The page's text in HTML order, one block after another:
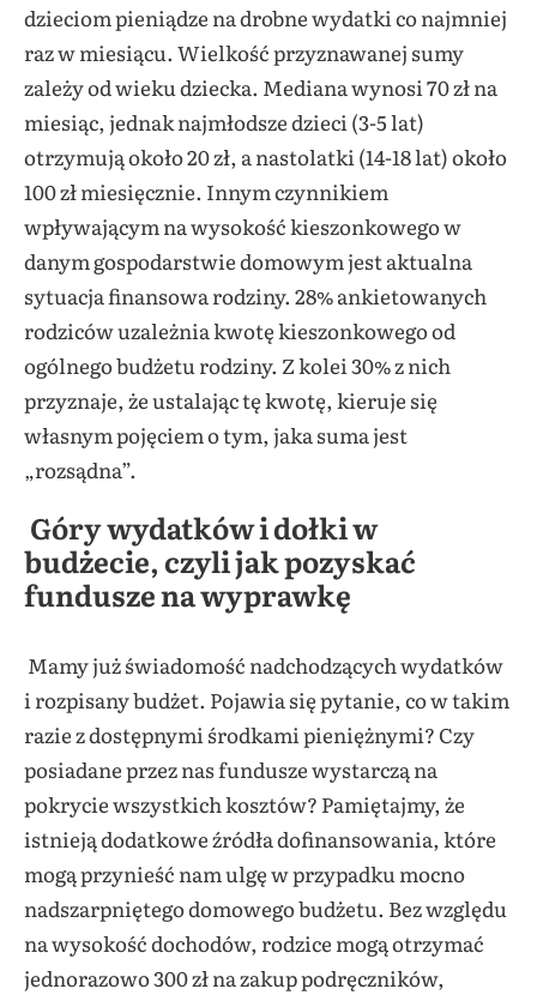
dzieciom pieniądze na drobne wydatki co najmniej
raz w miesiącu. Wielkość przyznawanej sumy
zależy od wieku dziecka. Mediana wynosi 70 zł na
miesiąc, jednak najmłodsze dzieci (3-5 lat)
otrzymują około 20 zł, a nastolatki (14-18 lat) około
100 zł miesięcznie. Innym czynnikiem
wpływającym na wysokość kieszonkowego w
danym gospodarstwie domowym jest aktualna
sytuacja finansowa rodziny. 28% ankietowanych
rodziców uzależnia kwotę kieszonkowego od
ogólnego budżetu rodziny. Z kolei 30% z nich
przyznaje, że ustalając tę kwotę, kieruje się
własnym pojęciem o tym, jaka suma jest
„rozsądna”.
Góry wydatków i dołki w
budżecie, czylijak pozyskać
fundusze na wyprawkę
Mamy już świadomość nadchodzących wydatków
i rozpisany budżet. Pojawia się pytanie, co w takim
raziez dostępnymi środkami pieniężnymi? Czy
posiadane przez nas fundusze wystarczą na
pokrycie wszystkich kosztów? Pamiętajmy, że
istnieją dodatkowe źródła dofinansowania, które
mogą przynieść nam ulgę w przypadku mocno
nadszarpniętego domowego budżetu. Bez względu
na wysokość dochodów, rodzice mogą otrzymać
jednorazowo 300 zł na zakup podręczników,